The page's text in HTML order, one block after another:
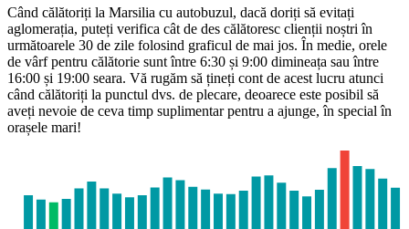
Când călătoriți la Marsilia cu autobuzul, dacă doriți să evitați
aglomerația, puteți verifica cât de des călătoresc clienții noștri în
următoarele 30 de zile folosind graficul de mai jos. În medie, orele
de vârf pentru călătorie sunt între 6:30 și 9:00 dimineața sau între
16:00 și 19:00 seara. Vă rugăm să țineți cont de acest lucru atunci
când călătoriți la punctul dvs. de plecare, deoarece este posibil să
aveți nevoie de ceva timp suplimentar pentru a ajunge, în special în
orașele mari!